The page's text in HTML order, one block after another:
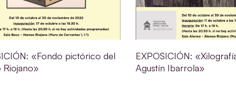
«Fondo pictórico del
Riojano»
EXPOSICIÓN:
Agustín Ibarrola»